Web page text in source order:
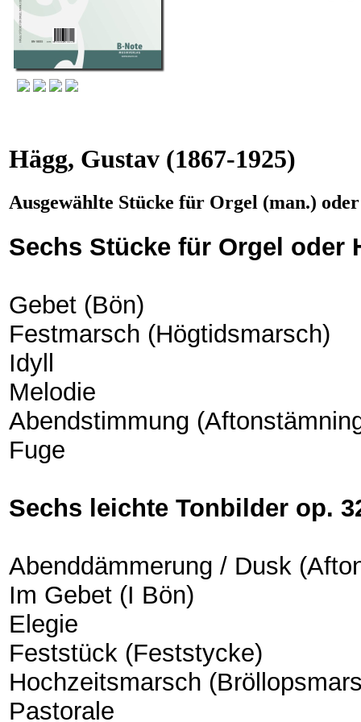
Hägg, Gustav (1867-1925)
Ausgewählte Stücke für Orgel (man.)
Sechs Stücke für Orgel oder
Gebet (Bön)
Festmarsch (Högtidsmarsch)
Idyll
Melodie
Abendstimmung
Fuge
Sechs leichte Tonbilder op.
Abenddämmerung / Dusk
Im Gebet (I Bön)
Elegie
Feststück (Feststycke)
Hochzeitsmarsch
Pastorale